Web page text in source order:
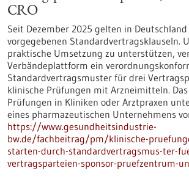
CRO
Seit Dezember 2025 gelten in
vorgegebenen Standardvertragsklauseln.
praktische Umsetzung zu unterstützen,
Verbändeplattform ein
Standardvertragsmuster für drei
klinische Prüfungen mit Arzneimitteln.
Prüfungen in Kliniken oder Arztpraxen
eines pharmazeutischen Unternehmens
https://www.gesundheitsindustrie-
bw.de/fachbeitrag/pm/klinische-
starten-durch-standardvertragsmus-ter-
vertragsparteien-sponsor-pruefzentrum-